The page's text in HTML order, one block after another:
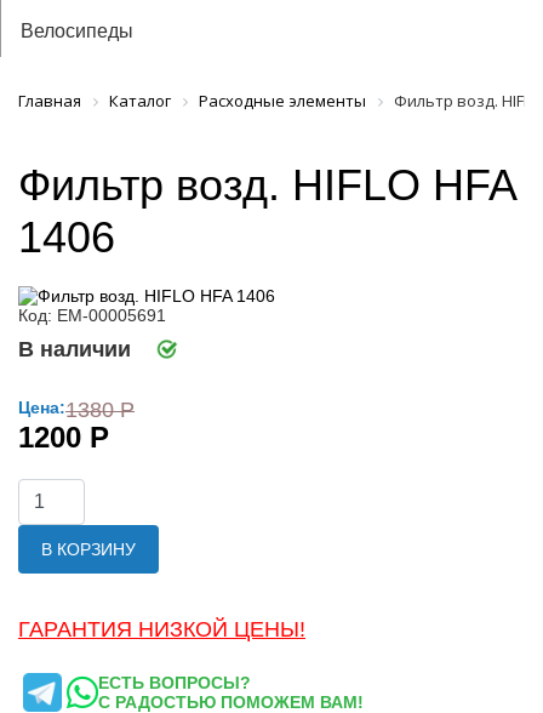
Велосипеды
Главная Каталог Расходные элементы Фильтр возд.
Фильтр возд. HIFLO HFA
1406
Код: ЕМ-00005691
В наличии
Цена:1380 Р
1200 Р
В КОРЗИНУ
ГАРАНТИЯ НИЗКОЙ ЦЕНЫ!
ЕСТЬ ВОПРОСЫ?
С РАДОСТЬЮ ПОМОЖЕМ ВАМ!